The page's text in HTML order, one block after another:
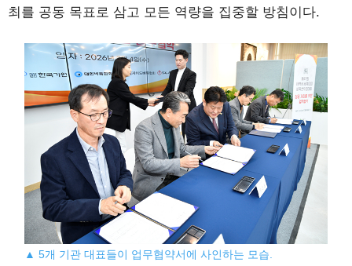
최를 공동 목표로 삼고 모든 역량을 집중할 방침이다.
▲ 5개 기관 대표들이 업무협약서에 사인하는 모습.